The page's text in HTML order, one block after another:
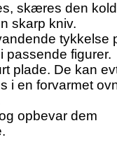
skæres den
skarp kniv.
tykkelse
passende figurer.
plade. De kan
i en forvarmet
opbevar dem